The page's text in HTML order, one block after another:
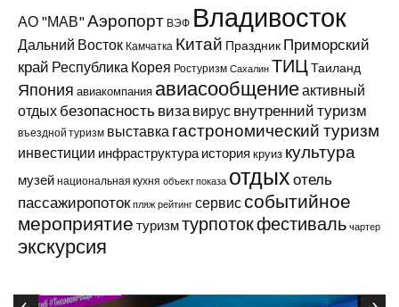
АО "МАВ"Аэропорт ВЭФ Владивосток
Дальний Восток Камчатка Китай Праздник Приморский
край Республика Корея Ростуризм Сахалин ТИЦТаиланд
Япония авиакомпания авиасообщениеактивный
отдых безопасность виза вирус внутренний туризм
въездной туризм выставка гастрономический туризм
инвестиции инфраструктура история круиз культура
музей национальная кухня объект показа отдыхотель
пассажиропоток пляж рейтинг сервис событийное
мероприятие туризмтурпотокфестиваль чартер
экскурсия